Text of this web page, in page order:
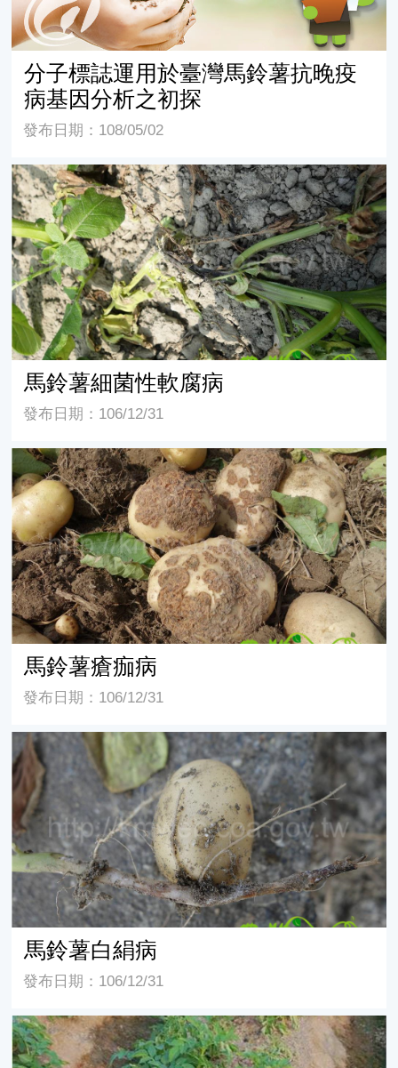
分子標誌運用於臺灣馬鈴薯抗晚疫
病基因分析之初探
發布日期：108/05/02
馬鈴薯細菌性軟腐病
馬鈴薯細菌性軟腐病
發布日期：106/12/31
馬鈴薯瘡痂病
馬鈴薯瘡痂病
發布日期：106/12/31
馬鈴薯白絹病
馬鈴薯白絹病
發布日期：106/12/31
馬鈴薯青枯病